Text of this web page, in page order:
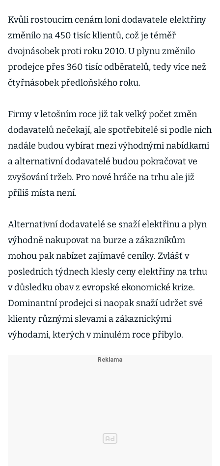
Kvůli rostoucím cenám loni dodavatele elektřiny
změnilo na 450 tisíc klientů, což je téměř
dvojnásobek proti roku 2010. U plynu změnilo
prodejce přes 360 tisíc odběratelů, tedy více než
čtyřnásobek předloňského roku.
Firmy v letošním roce již tak velký počet změn
dodavatelů nečekají, ale spotřebitelé si podle nich
nadále budou vybírat mezi výhodnými nabídkami
a alternativní dodavatelé budou pokračovat ve
zvyšování tržeb. Pro nové hráče na trhu ale již
příliš místa není.
Alternativní dodavatelé se snaží elektřinu a plyn
výhodně nakupovat na burze a zákazníkům
mohou pak nabízet zajímavé ceníky. Zvlášť v
posledních týdnech klesly ceny elektřiny na trhu
v důsledku obav z evropské ekonomické krize.
Dominantní prodejci si naopak snaží udržet své
klienty různými slevami a zákaznickými
výhodami, kterých v minulém roce přibylo.